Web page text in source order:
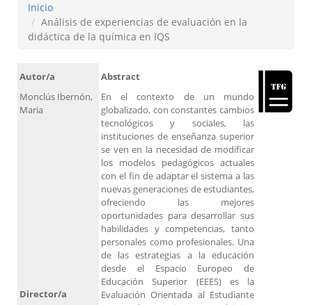
Inicio
Análisis de experiencias de evaluación en la
didáctica de la química en IQS
Autor/a
Monclús Ibernón,
Maria
Abstract
En el contexto de un mundo
globalizado, con constantes cambios
tecnológicos y sociales, las
instituciones de enseñanza superior
se ven en la necesidad de modificar
los modelos pedagógicos actuales
con el fin de adaptar el sistema a las
nuevas generaciones de estudiantes,
ofreciendo las mejores
oportunidades para desarrollar sus
habilidades y competencias, tanto
personales como profesionales. Una
de las estrategias a la educación
desde el Espacio Europeo de
Educación Superior (EEES) es la
Evaluación Orientada al Estudiante
Director/a